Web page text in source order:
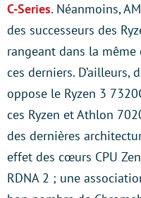
C-Series. Néanmoins,
des successeurs des
rangeant dans la
ces derniers. D’ailleurs,
oppose le Ryzen 3
ces Ryzen et Athlon
des dernières
effet des cœurs CPU
RDNA 2 ; une